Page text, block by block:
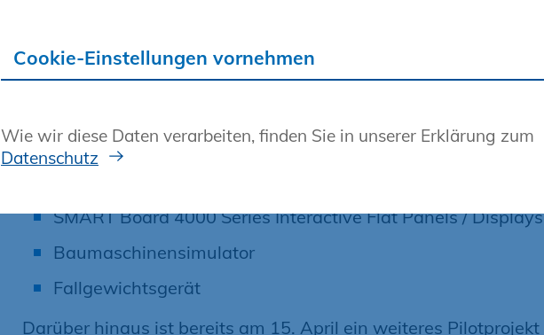
Cookie-Einstellungen vornehmen
Wie wir diese Daten verarbeiten, finden Sie in unserer Erklärung zum
Datenschutz
CAD-Arbeitsplätze für die Ausbilder
E-Board Touch Legamaster 84"
Supercat XP mit Fräsaggregat, Multisägeaggregat 4-Fach
SMART Board 4000 Series Interactive Flat Panels / Displays
Baumaschinensimulator
Fallgewichtsgerät
Darüber hinaus ist bereits am 15. April ein weiteres Pilotprojekt